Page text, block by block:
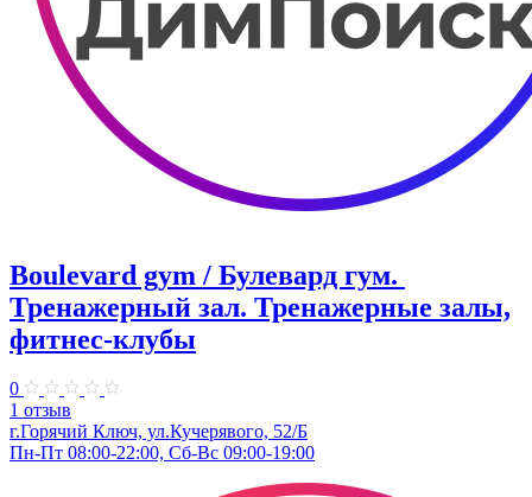
Boulevard gym / Булевард гум. ​
Тренажерный зал. Тренажерные залы,
фитнес-клубы
0
1 отзыв
г.Горячий Ключ, ул.​Кучерявого, 52/Б
Пн-Пт 08:00-22:00, Сб-Вс 09:00-19:00